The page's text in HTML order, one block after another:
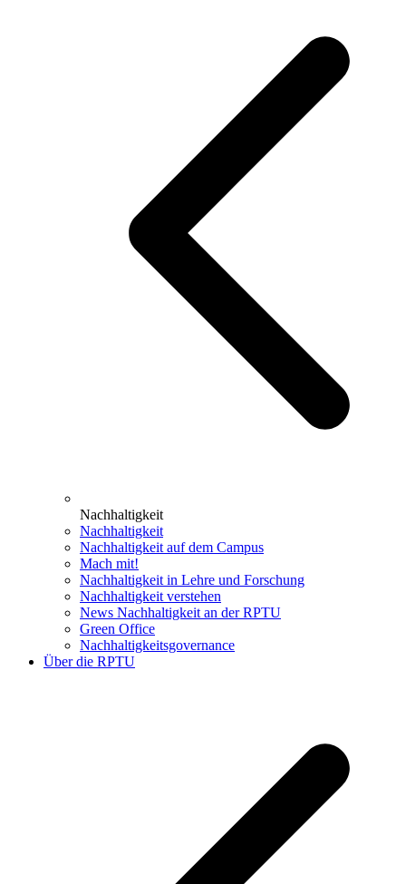
Nachhaltigkeit
Nachhaltigkeit
Nachhaltigkeit auf dem Campus
Mach mit!
Nachhaltigkeit in Lehre und Forschung
Nachhaltigkeit verstehen
News Nachhaltigkeit an der RPTU
Green Office
Nachhaltigkeitsgovernance
Über die RPTU